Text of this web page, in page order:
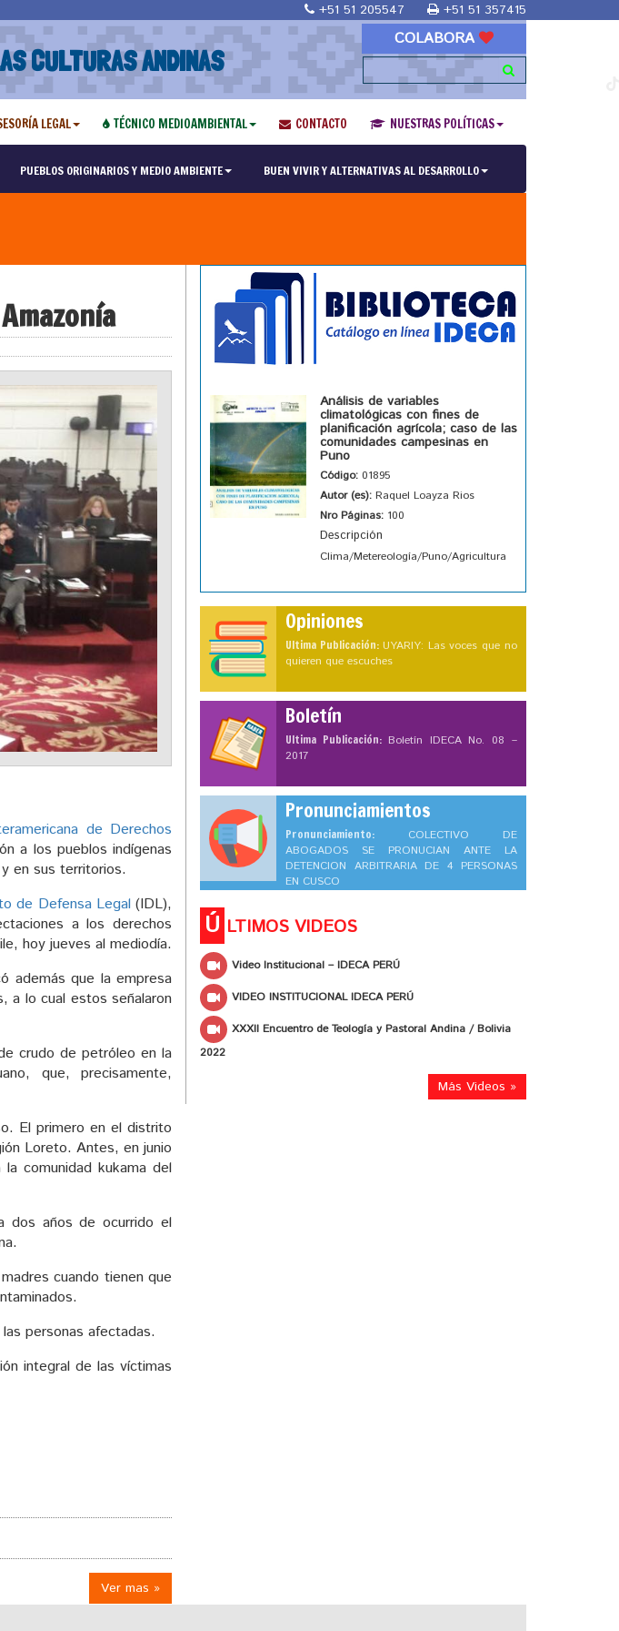
+51 51 205547 +51 51 357415
CULTURAS ANDINAS
COLABORA
LEGAL TÉCNICO MEDIOAMBIENTAL CONTACTO NUESTRAS POLÍTICAS
PUEBLOS ORIGINARIOS Y MEDIO AMBIENTE BUEN VIVIR Y ALTERNATIVAS AL DESARROLLO
de Derechos
a los pueblos indígenas
en sus territorios.
de Defensa Legal(IDL),
a los derechos
hoy jueves al mediodía.
además que la empresa
a lo cual estos señalaron
crudo de petróleo en la
que, precisamente,
El primero en el distrito
Loreto. Antes, en junio
comunidad kukama del
dos años de ocurrido el
cuando tienen que
personas afectadas.
integral de las víctimas
Ver mas »
Análisis de variables
climatológicas con fines de
planificación agrícola; caso de las
comunidades campesinas en
Puno
Código: 01895
Autor (es): Raquel Loayza Rios
Nro Páginas: 100
Descripción
Clima/Metereología/Puno/Agricultura
Opiniones
Ultima Publicación: UYARIY: Las voces que no
quieren que escuches
Boletín
Ultima Publicación: Boletín IDECA No. 08 –
2017
Pronunciamientos
Pronunciamiento: COLECTIVO DE
ABOGADOS SE PRONUCIAN ANTE LA
DETENCION ARBITRARIA DE 4 PERSONAS
EN CUSCO
Ú LTIMOS VIDEOS
Video Institucional – IDECA PERÚ
VIDEO INSTITUCIONAL IDECA PERÚ
XXXII Encuentro de Teología y Pastoral Andina / Bolivia
2022
Más Videos »